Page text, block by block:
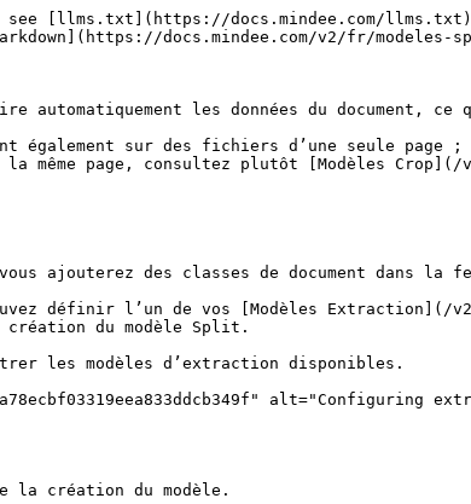
see [llms.txt](https://docs.mindee.com/
docs.mindee.com/v2/fr/
automatiquement les données du document,
également sur des fichiers d’une seule page
même page, consultez plutôt [Modèles
ajouterez des classes de document dans la
définir l’un de vos [Modèles
du modèle Split.
les modèles d’extraction disponibles.
la création du modèle.